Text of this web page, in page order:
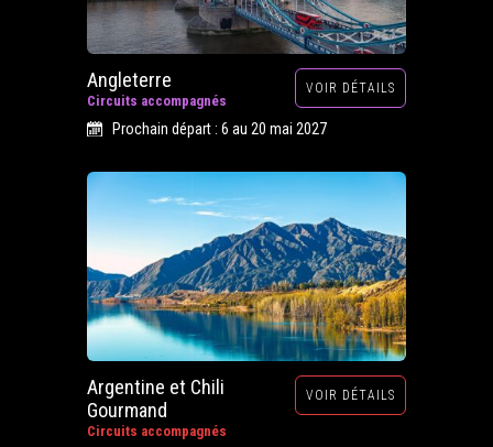
Angleterre
Circuits accompagnés
VOIR DÉTAILS
Prochain départ : 6 au 20 mai 2027
Argentine et Chili
Gourmand
Circuits accompagnés
VOIR DÉTAILS